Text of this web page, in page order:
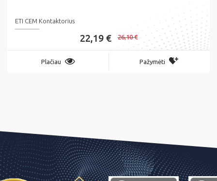
ETI CEM Kontaktorius
22,19 € 26,10 €
Plačiau Pažymėti